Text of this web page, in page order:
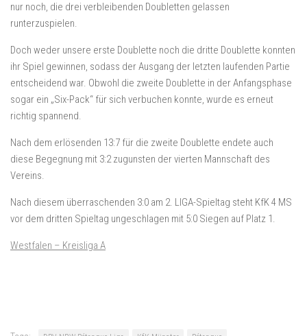
nur noch, die drei verbleibenden Doubletten gelassen
runterzuspielen.
Doch weder unsere erste Doublette noch die dritte Doublette konnten
ihr Spiel gewinnen, sodass der Ausgang der letzten laufenden Partie
entscheidend war. Obwohl die zweite Doublette in der Anfangsphase
sogar ein „Six-Pack“ für sich verbuchen konnte, wurde es erneut
richtig spannend.
Nach dem erlösenden 13:7 für die zweite Doublette endete auch
diese Begegnung mit 3:2 zugunsten der vierten Mannschaft des
Vereins.
Nach diesem überraschenden 3:0 am 2. LIGA-Spieltag steht KfK 4 MS
vor dem dritten Spieltag ungeschlagen mit 5:0 Siegen auf Platz 1.
Westfalen – Kreisliga A